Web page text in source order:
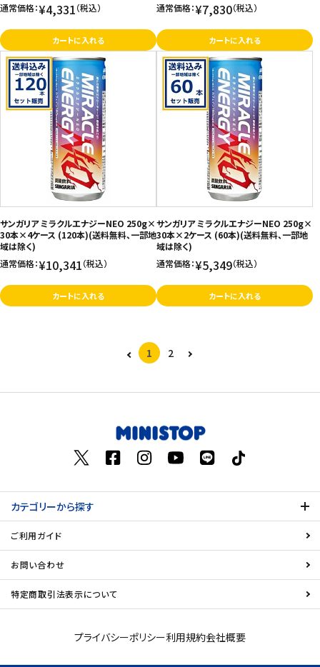
通常価格：¥4,331（税込）
カートに入れる
通常価格：¥7,830（税込）
カートに入れる
サンガリア ミラクルエナジーNEO 250g×
30本×4ケース (120本)(送料無料、一部地
域は除く)
通常価格：¥10,341（税込）
カートに入れる
サンガリア ミラクルエナジーNEO 250g×
30本×2ケース (60本)(送料無料、一部地
域は除く)
通常価格：¥5,349（税込）
カートに入れる
1 2
カテゴリーから探す
ご利用ガイド
お問い合わせ
特定商取引法表示について
プライバシーポリシー利用規約会社概要